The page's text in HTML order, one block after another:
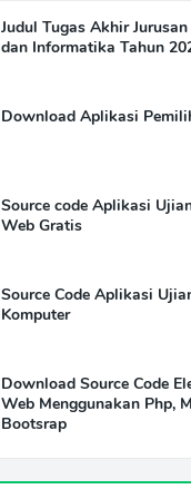
Judul Tugas Akhir
dan Informatika Tahun
Download Aplikasi
Source code Aplikasi
Web Gratis
Source Code Aplikasi
Komputer
Download Source Code
Web Menggunakan Php,
Bootsrap